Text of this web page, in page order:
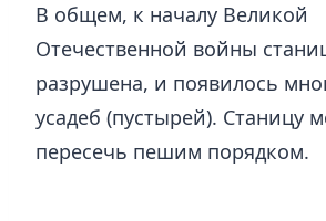
В общем, к началу Великой
Отечественной войны
разрушена, и появилось
усадеб (пустырей). Станицу
пересечь пешим порядком.